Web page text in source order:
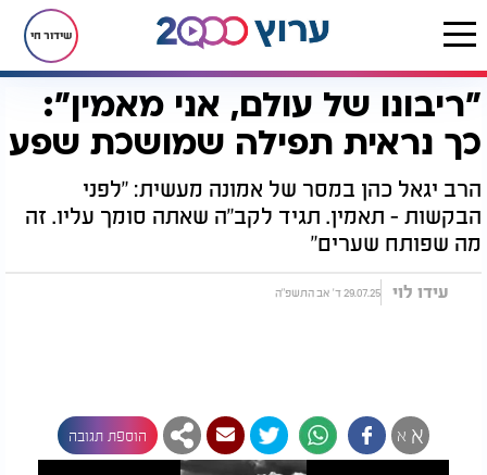
שידור חי
דף הבית יהדות ״ריבונו של עולם, אני מאמין״: כך נראית תפילה שמושכת שפע
״ריבונו של עולם, אני מאמין״:
כך נראית תפילה שמושכת שפע
הרב יגאל כהן במסר של אמונה מעשית: "לפני
הבקשות - תאמין. תגיד לקב"ה שאתה סומך עליו. זה
מה שפותח שערים"
עידו לוי 29.07.25 ד' אב התשפ"ה
א א הוספת תגובה